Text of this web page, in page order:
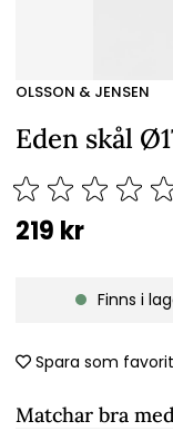
OLSSON & JENSEN
Eden skål
219 kr
Finns i
Spara som favorit
Matchar bra